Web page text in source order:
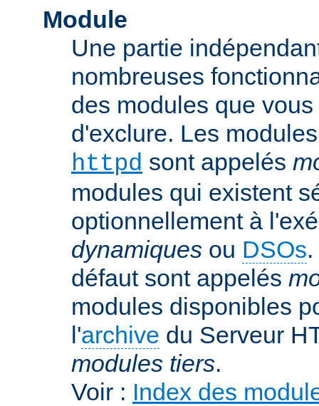
Module
Une partie
nombreuses
des modules que
d'exclure. Les
httpd sont appelés
modules qui existent
optionnellement à
dynamiques ou DSOs
défaut sont appelés
modules disponibles
l'archive du Serveur
modules tiers.
Voir : Index des